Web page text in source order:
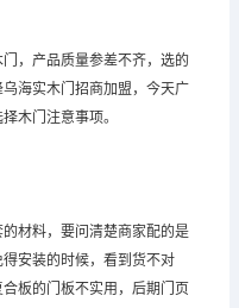
，产品质量参差不齐，选的
海实木门招商加盟，今天广
木门注意事项。
材料，要问清楚商家配的是
安装的时候，看到货不对
板的门板不实用，后期门页